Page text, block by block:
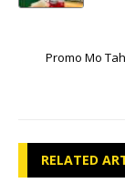
Promo Mo
RELATED